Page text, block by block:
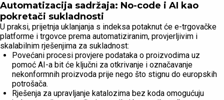
Automatizacija sadržaja: No-code i AI kao
pokretači sukladnosti
U praksi, prijetnja uklanjanja s indeksa potaknut će e-trgovačke
platforme i trgovce prema automatiziranim, provjerljivim i
skalabilnim rješenjima za sukladnost:
Povećani procesi provjere podataka o proizvodima uz
pomoć AI-a bit će ključni za otkrivanje i označavanje
nekonformnih proizvoda prije nego što stignu do europskih
potrošača.
Rješenja za upravljanje katalozima bez koda omogućuju